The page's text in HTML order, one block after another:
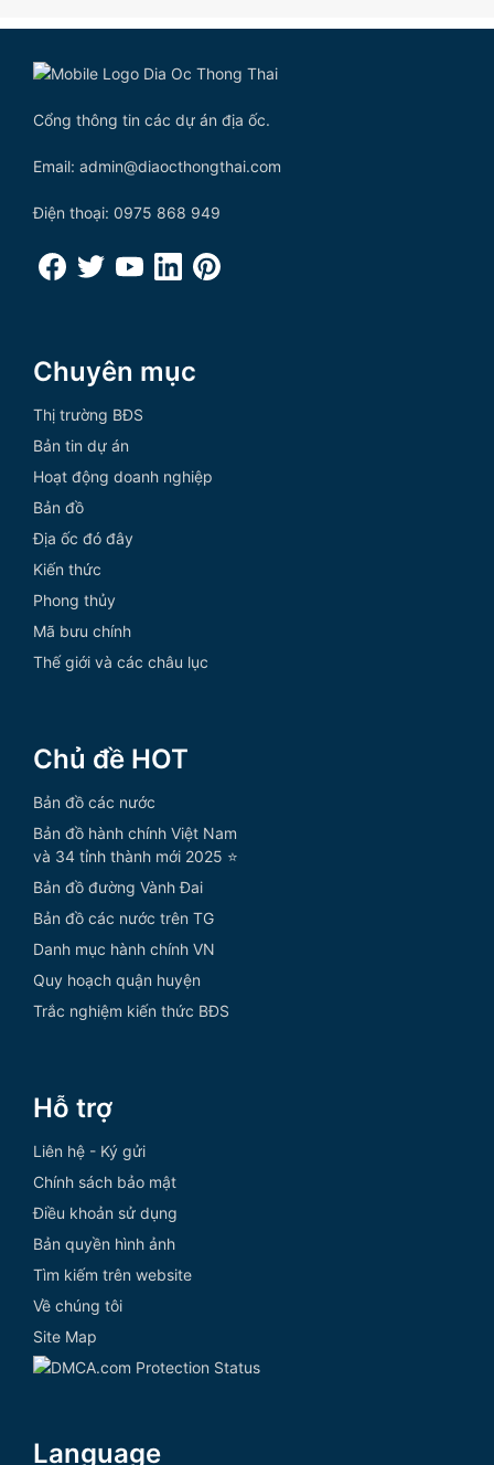
Cổng thông tin các dự án địa ốc.
Email: admin@diaocthongthai.com
Điện thoại: 0975 868 949
Chuyên mục
Thị trường BĐS
Bản tin dự án
Hoạt động doanh nghiệp
Bản đồ
Địa ốc đó đây
Kiến thức
Phong thủy
Mã bưu chính
Thế giới và các châu lục
Chủ đề HOT
Bản đồ các nước
Bản đồ hành chính Việt Nam
và 34 tỉnh thành mới 2025 ⭐
Bản đồ đường Vành Đai
Bản đồ các nước trên TG
Danh mục hành chính VN
Quy hoạch quận huyện
Trắc nghiệm kiến thức BĐS
Hỗ trợ
Liên hệ - Ký gửi
Chính sách bảo mật
Điều khoản sử dụng
Bản quyền hình ảnh
Tìm kiếm trên website
Về chúng tôi
Site Map
Language